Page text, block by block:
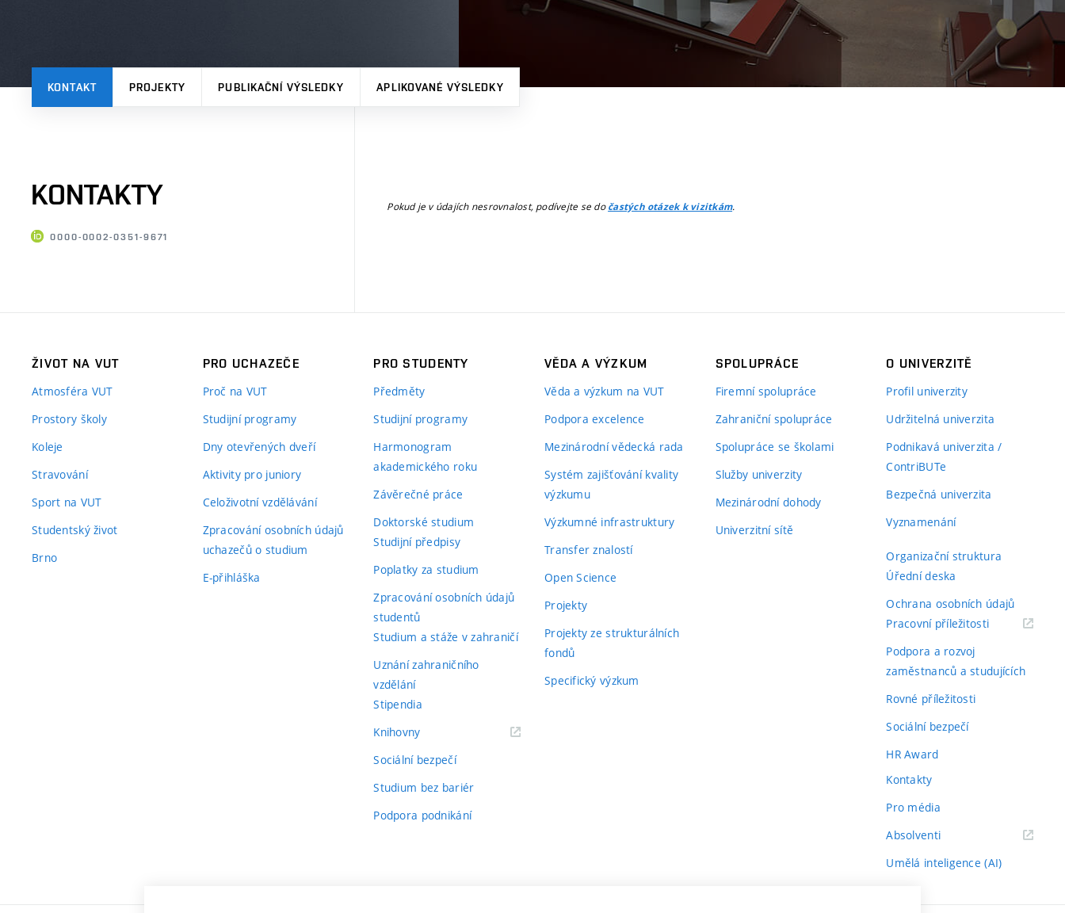
KONTAKT PROJEKTY PUBLIKAČNÍ VÝSLEDKY APLIKOVANÉ VÝSLEDKY
KONTAKTY
0000-0002-0351-9671
Pokud je v údajích nesrovnalost, podívejte se dočastých otázek k vizitkám.
ŽIVOT NA VUT
Atmosféra VUT
Prostory školy
Koleje
Stravování
Sport na VUT
Studentský život
Brno
PRO UCHAZEČE
Proč na VUT
Studijní programy
Dny otevřených dveří
Aktivity pro juniory
Celoživotní vzdělávání
Zpracování osobních údajů
uchazečů o studium
E-přihláška
PRO STUDENTY
Předměty
Studijní programy
Harmonogram
akademického roku
Závěrečné práce
Doktorské studium
Studijní předpisy
Poplatky za studium
Zpracování osobních údajů
studentů
Studium a stáže v zahraničí
Uznání zahraničního
vzdělání
Stipendia
Knihovny(externí
Sociální bezpečí
Studium bez bariér
Podpora podnikání
VĚDA A VÝZKUM
Věda a výzkum na VUT
Podpora excelence
Mezinárodní vědecká rada
Systém zajišťování kvality
výzkumu
Výzkumné infrastruktury
Transfer znalostí
Open Science
Projekty
Projekty ze strukturálních
fondů
Specifický výzkum
SPOLUPRÁCE
Firemní spolupráce
Zahraniční spolupráce
Spolupráce se školami
Služby univerzity
Mezinárodní dohody
Univerzitní sítě
O UNIVERZITĚ
Profil univerzity
Udržitelná univerzita
Podnikavá univerzita /
ContriBUTe
Bezpečná univerzita
Vyznamenání
Organizační struktura
Úřední deska
Ochrana osobních údajů
Pracovní příležitosti(externí
Podpora a rozvoj
zaměstnanců a studujících
Rovné příležitosti
Sociální bezpečí
HR Award
Kontakty
Pro média
Absolventi(externí
Umělá inteligence (AI)